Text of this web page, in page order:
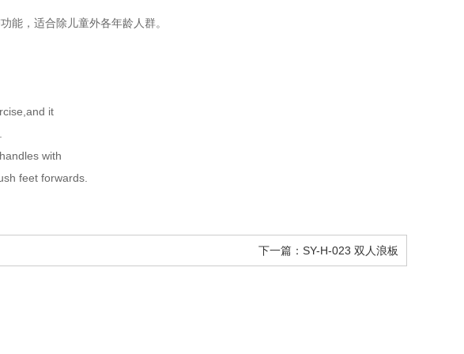
能，适合除儿童外各年龄人群。
it
with
feet forwards.
下一篇：SY-H-023 双人浪板